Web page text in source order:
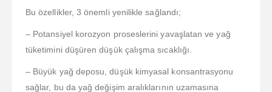
Bu özellikler, 3 önemli yenilikle sağlandı;
– Potansiyel korozyon proseslerini yavaşlatan ve yağ
tüketimini düşüren düşük çalışma sıcaklığı.
– Büyük yağ deposu, düşük kimyasal konsantrasyonu
sağlar, bu da yağ değişim aralıklarının uzamasına